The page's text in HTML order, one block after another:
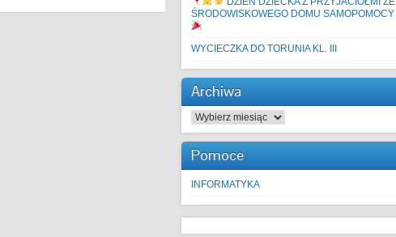
ŚRODOWISKOWEGO DOMU SAMOPOMOCY
WYCIECZKA DO TORUNIA KL. III
Archiwa
Archiwa
Pomoce
INFORMATYKA